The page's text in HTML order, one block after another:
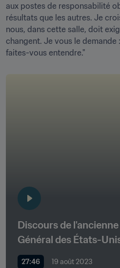
aux postes de responsabilité
résultats que les autres. Je
nous, dans cette salle, doit
changent. Je vous le demande
faites-vous entendre."
Discours de
Général des États-
27:46 19 août 2023